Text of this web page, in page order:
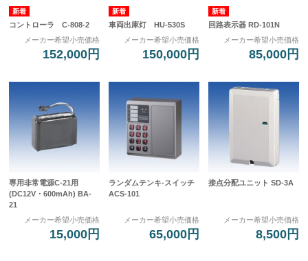
コントローラ C-808-2
メーカー希望小売価格
152,000円
車両出庫灯 HU-530S
メーカー希望小売価格
150,000円
回路表示器 RD-101N
メーカー希望小売価格
85,000円
専用非常電源C-21用
(DC12V・600mAh) BA-
21
メーカー希望小売価格
15,000円
ランダムテンキ-スイッチ
ACS-101
メーカー希望小売価格
65,000円
接点分配ユニット SD-3A
メーカー希望小売価格
8,500円